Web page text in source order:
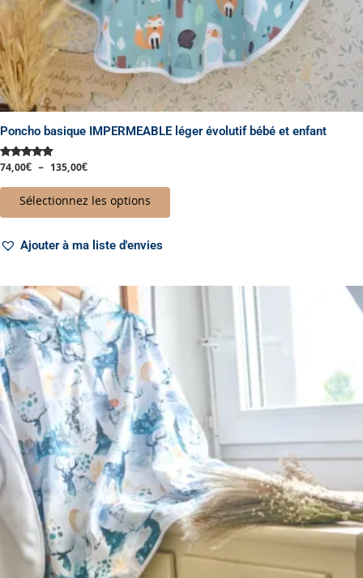
Poncho basique IMPERMEABLE léger évolutif bébé et enfant
Note
sur 5
74,00€ – 135,00€
Sélectionnez les options
du
produit
Ajouter à ma liste d'envies
Plage
de
prix :
102,00€
139,00€
produit
plusieurs
variations.
Les
options
peuvent
être
choisies
sur
la
page
du
produit